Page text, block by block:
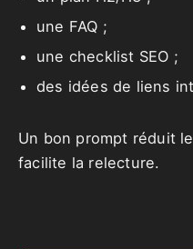
une FAQ ;
une checklist SEO ;
des idées de liens
Un bon prompt réduit
facilite la relecture.